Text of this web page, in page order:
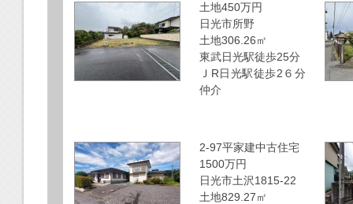
土地450万円
日光市所野
土地306.26㎡
東武日光駅徒歩25分
ＪR日光駅徒歩2６分
仲介
2-97平家建中古住宅
1500万円
日光市土沢1815‐22
土地829.27㎡